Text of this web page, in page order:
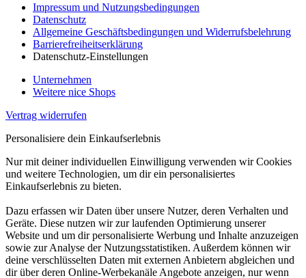
Impressum und Nutzungsbedingungen
Datenschutz
Allgemeine Geschäftsbedingungen und Widerrufsbelehrung
Barrierefreiheitserklärung
Datenschutz-Einstellungen
Unternehmen
Weitere nice Shops
Vertrag widerrufen
Personalisiere dein Einkaufserlebnis
Nur mit deiner individuellen Einwilligung verwenden wir Cookies
und weitere Technologien, um dir ein personalisiertes
Einkaufserlebnis zu bieten.
Dazu erfassen wir Daten über unsere Nutzer, deren Verhalten und
Geräte. Diese nutzen wir zur laufenden Optimierung unserer
Website und um dir personalisierte Werbung und Inhalte anzuzeigen
sowie zur Analyse der Nutzungsstatistiken. Außerdem können wir
deine verschlüsselten Daten mit externen Anbietern abgleichen und
dir über deren Online-Werbekanäle Angebote anzeigen, nur wenn